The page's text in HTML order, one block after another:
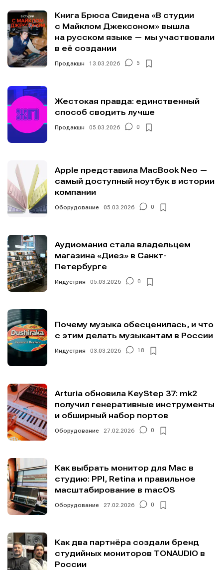
Книга Брюса Свидена «В студии
с Майклом Джексоном» вышла
на русском языке — мы участвовали
в её создании
Продакшн 13.03.2026 5
Жестокая правда: единственный
способ сводить лучше
Продакшн 05.03.2026 0
Apple представила MacBook Neo —
самый доступный ноутбук в истории
компании
Оборудование 05.03.2026 0
Аудиомания стала владельцем
магазина «Диез» в Санкт-
Петербурге
Индустрия 05.03.2026 0
Почему музыка обесценилась, и что
с этим делать музыкантам в России
Индустрия 03.03.2026 18
Arturia обновила KeyStep 37: mk2
получил генеративные инструменты
и обширный набор портов
Оборудование 27.02.2026 0
Как выбрать монитор для Mac в
студию: PPI, Retina и правильное
масштабирование в macOS
Оборудование 27.02.2026 0
Как два партнёра создали бренд
студийных мониторов TONAUDIO в
России